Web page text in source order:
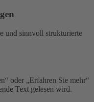
und sinnvoll strukturierte
oder „Erfahren Sie mehr“
Text gelesen wird.